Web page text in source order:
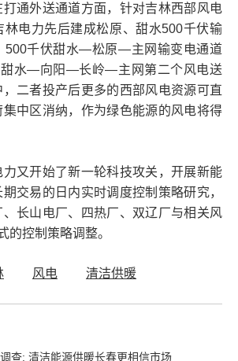
通外送通道方面，针对吉林西部风电
林电力先后建成松原、甜水500千伏输
500千伏甜水—松原—主网输变电通道
甜水—向阳—长岭—主网第二个风电送
二者投产后更多的西部风电资源可直
中区消纳，作为绿色能源的风电将得
又开始了新一轮科技攻关，开展新能
交易的日内实时调度控制策略研究，
、长山电厂、四热厂、双辽厂与相关风
的控制策略调整。
风电 清洁供暖
查: 清洁能源供暖长春更相信市场